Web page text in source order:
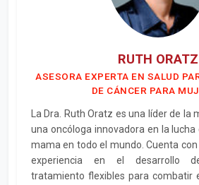
RUTH ORATZ
ASESORA EXPERTA EN SALUD
DE CÁNCER PARA
La Dra. Ruth Oratz es una líder de la
una oncóloga innovadora en la
mama en todo el mundo. Cuenta
experiencia en el desarrollo
tratamiento flexibles para combatir